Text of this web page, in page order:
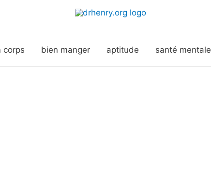
corps bien manger aptitude santé mentale